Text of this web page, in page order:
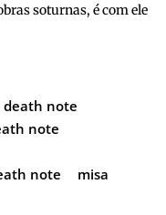
soturnas, é com ele
note
note
note
misa